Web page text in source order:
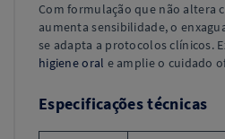
Com formulação que não altera
aumenta sensibilidade, o
se adapta a protocolos clínicos.
higiene oral e amplie o cuidado
Especificações técnicas